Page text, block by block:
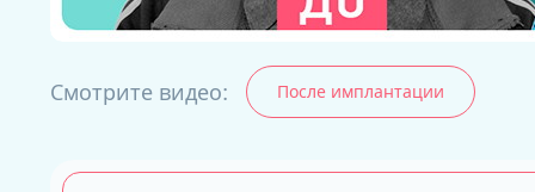
ALL-ON-4
ALL-ON-8
Смотрите видео: После имплантации